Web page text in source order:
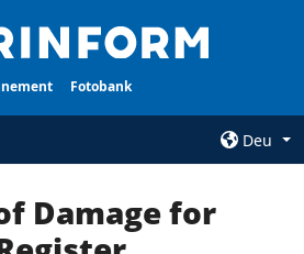
Fotobank
Deu
AGENTUR
Damage for